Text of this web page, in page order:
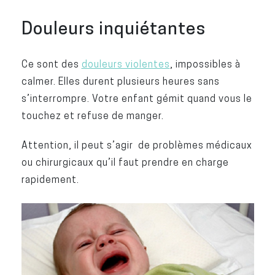
Douleurs inquiétantes
Ce sont des douleurs violentes , impossibles à
calmer. Elles durent plusieurs heures sans
s’interrompre. Votre enfant gémit quand vous le
touchez et refuse de manger.
Attention, il peut s’agir de problèmes médicaux
ou chirurgicaux qu’il faut prendre en charge
rapidement.